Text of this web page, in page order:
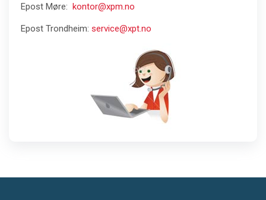
Epost Møre: kontor@xpm.no
Epost Trondheim: service@xpt.no